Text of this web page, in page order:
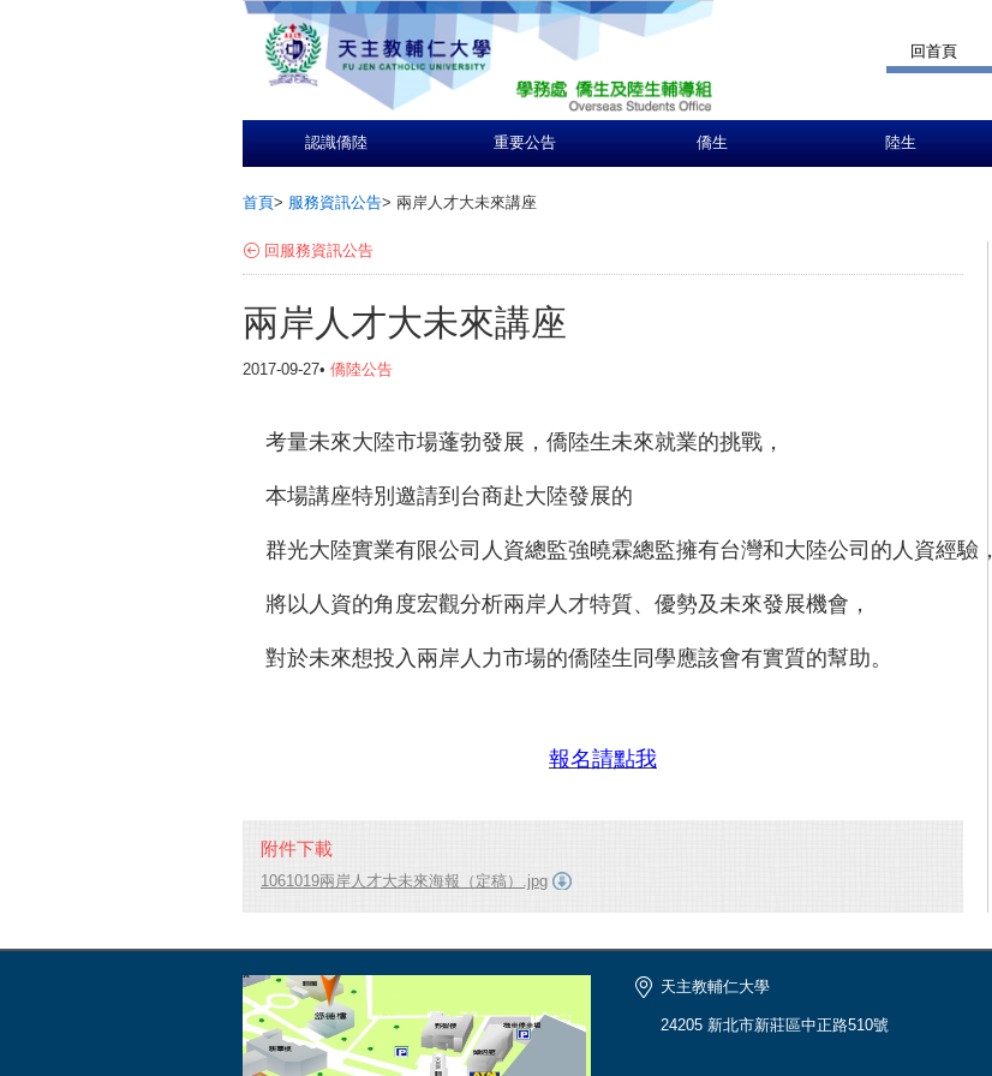
回首頁
認識僑陸 重要公告 僑生 陸生
首頁> 服務資訊公告> 兩岸人才大未來講座
回服務資訊公告
兩岸人才大未來講座
2017-09-27• 僑陸公告
考量未來大陸市場蓬勃發展，僑陸生未來就業的挑戰，
本場講座特別邀請到台商赴大陸發展的
群光大陸實業有限公司人資總監強曉霖總監擁有台灣和大陸公司的人資經驗，
將以人資的角度宏觀分析兩岸人才特質、優勢及未來發展機會，
對於未來想投入兩岸人力市場的僑陸生同學應該會有實質的幫助。
報名請點我
附件下載
1061019兩岸人才大未來海報（定稿）.jpg
天主教輔仁大學
24205 新北市新莊區中正路510號